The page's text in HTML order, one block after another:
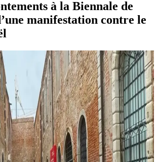
à la Biennale de
manifestation contre le